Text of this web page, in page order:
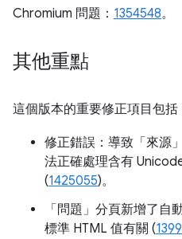
Chromium 問題： 1354548。
其他重點
這個版本的重要修正項目包括
修正錯誤：導致「來源」
法正確處理含有
(1425055)。
「問題」 分頁新增了自
標準 HTML 值有關 (